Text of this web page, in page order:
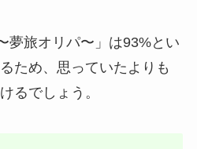
夢旅オリパ〜」は93%とい
ため、思っていたよりも
るでしょう。